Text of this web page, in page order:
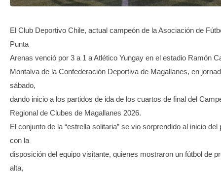
El Club Deportivo Chile, actual campeón de la Asociación de
Punta
Arenas venció por 3 a 1 a Atlético Yungay en el estadio Ramón
Montalva de la Confederación Deportiva de Magallanes, en
sábado,
dando inicio a los partidos de ida de los cuartos de final del
Regional de Clubes de Magallanes 2026.
El conjunto de la “estrella solitaria” se vio sorprendido al inicio del
con la
disposición del equipo visitante, quienes mostraron un fútbol de
alta,